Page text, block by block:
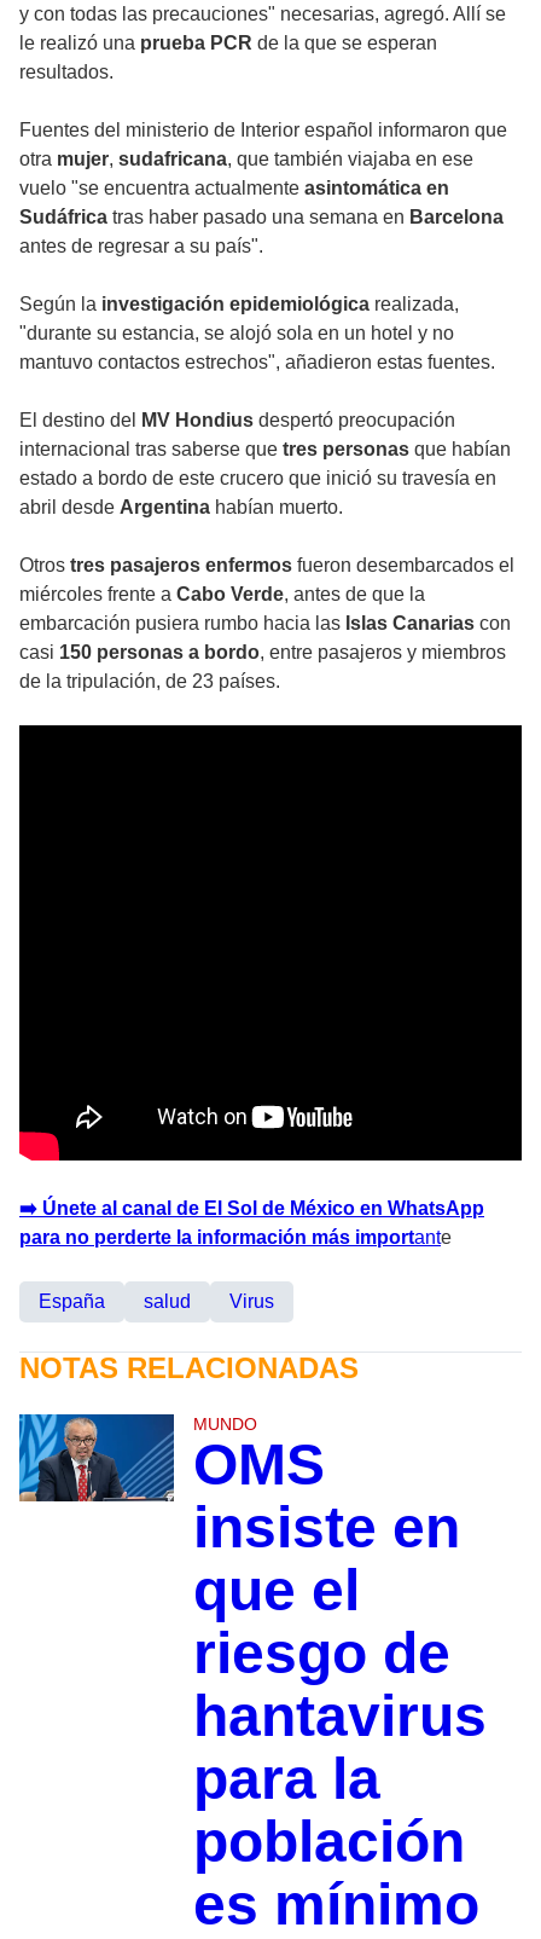
y con todas las precauciones" necesarias, agregó. Allí se
le realizó una prueba PCR de la que se esperan
resultados.
Fuentes del ministerio de Interior español informaron que
otra mujer, sudafricana, que también viajaba en ese
vuelo "se encuentra actualmente asintomática en
Sudáfrica tras haber pasado una semana en Barcelona
antes de regresar a su país".
Según la investigación epidemiológica realizada,
"durante su estancia, se alojó sola en un hotel y no
mantuvo contactos estrechos", añadieron estas fuentes.
El destino del MV Hondius despertó preocupación
internacional tras saberse que tres personas que habían
estado a bordo de este crucero que inició su travesía en
abril desde Argentina habían muerto.
Otros tres pasajeros enfermos fueron desembarcados el
miércoles frente a Cabo Verde, antes de que la
embarcación pusiera rumbo hacia las Islas Canarias con
casi 150 personas a bordo, entre pasajeros y miembros
de la tripulación, de 23 países.
➡️ Únete al canal de El Sol de México en WhatsApp
para no perderte la información más importante
España salud Virus
NOTAS RELACIONADAS
MUNDO
OMS
insiste en
que el
riesgo de
hantavirus
para la
población
es mínimo